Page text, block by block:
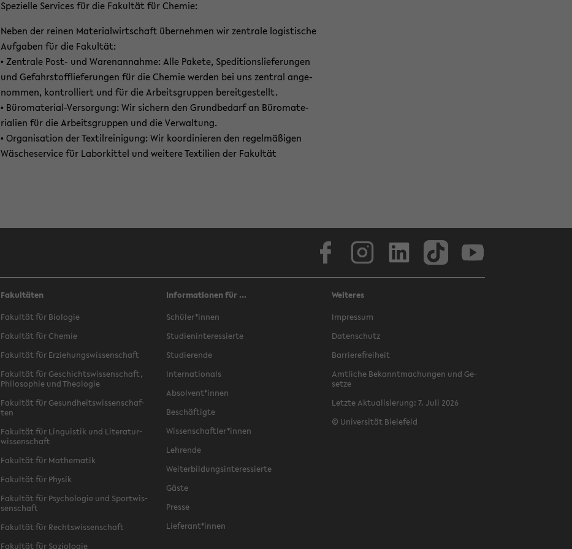
Spe­zi­el­le Ser­vices für die Fa­kul­tät für Che­mie:
Neben der rei­nen Ma­te­ri­al­wirt­schaft über­neh­men wir zen­tra­le lo­gis­ti­sche
Auf­ga­ben für die Fa­kul­tät:
• Zen­tra­le Post- und Wa­ren­an­nah­me: Alle Pa­ke­te, Spe­di­ti­ons­lie­fe­run­gen
und Ge­fahr­stoff­lie­fe­run­gen für die Che­mie wer­den bei uns zen­tral an­ge­
nom­men, kon­trol­liert und für die Ar­beits­grup­pen be­reit­ge­stellt.
• Büromaterial-​Versorgung: Wir si­chern den Grund­be­darf an Bü­ro­ma­te­
ria­li­en für die Ar­beits­grup­pen und die Ver­wal­tung.
• Or­ga­ni­sa­ti­on der Tex­til­rei­ni­gung: Wir ko­or­di­nie­ren den re­gel­mä­ßi­gen
Wä­sche­ser­vice für La­bor­kit­tel und wei­te­re Tex­ti­li­en der Fa­kul­tät
Face­book
Fakultäten
Fa­kul­tät für Bio­lo­gie
Fa­kul­tät für Che­mie
Fa­kul­tät für Er­zie­hungs­wis­sen­schaft
Fa­kul­tät für Ge­schichts­wis­sen­schaft,
Phi­lo­so­phie und Theo­lo­gie
Fa­kul­tät für Ge­sund­heits­wis­sen­schaf­
ten
Fa­kul­tät für Lin­gu­is­tik und Li­te­ra­tur­
wis­sen­schaft
Fa­kul­tät für Ma­the­ma­tik
Fa­kul­tät für Phy­sik
Fa­kul­tät für Psy­cho­lo­gie und Sport­wis­
sen­schaft
Fa­kul­tät für Rechts­wis­sen­schaft
Fa­kul­tät für So­zio­lo­gie
Informationen für ...
Schü­ler*innen
Stu­di­en­in­ter­es­sier­te
Stu­die­ren­de
In­ter­na­tio­nals
Ab­sol­vent*innen
Be­schäf­tig­te
Wis­sen­schaft­ler*innen
Leh­ren­de
Wei­ter­bil­dungs­in­ter­es­sier­te
Gäste
Pres­se
Lie­fe­rant*innen
Weiteres
Im­pres­sum
Da­ten­schutz
Bar­rie­re­frei­heit
Amt­li­che Be­kannt­ma­chun­gen und Ge­
set­ze
Letz­te Ak­tua­li­sie­rung: 7. Juli 2026
© Uni­ver­si­tät Bie­le­feld